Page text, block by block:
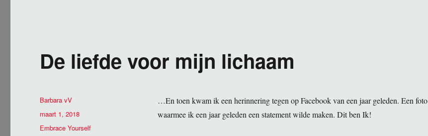
De liefde voor mijn lichaam
…En toen kwam ik een herinnering tegen op Facebook van een jaar geleden. Een foto
waarmee ik een jaar geleden een statement wilde maken. Dit ben Ik!
Auteur
Barbara vV
Geplaatst
op
maart 1, 2018
Categorieën
Embrace Yourself